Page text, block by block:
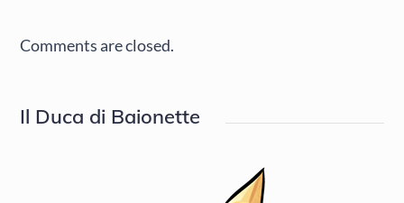
Comments are closed.
Il Duca di Baionette